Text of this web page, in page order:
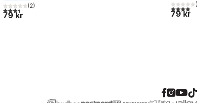
3,5utav 5 stjärnor. Totalt antal röster:
(2)
79 kr
4,0utav 5(
79 kr